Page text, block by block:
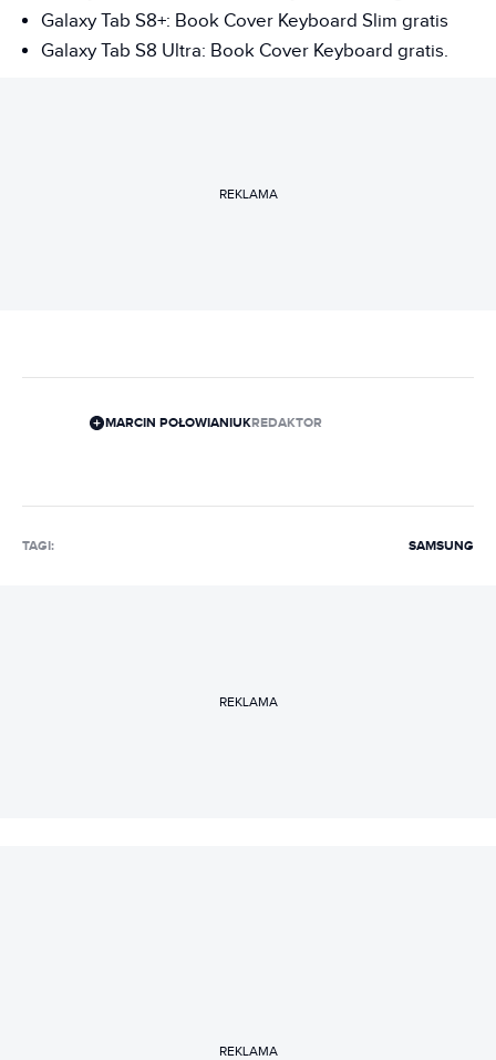
Galaxy Tab S8+: Book Cover Keyboard Slim gratis
Galaxy Tab S8 Ultra: Book Cover Keyboard gratis.
REKLAMA
MARCIN POŁOWIANIUKREDAKTOR
TAGI: SAMSUNG
REKLAMA
REKLAMA